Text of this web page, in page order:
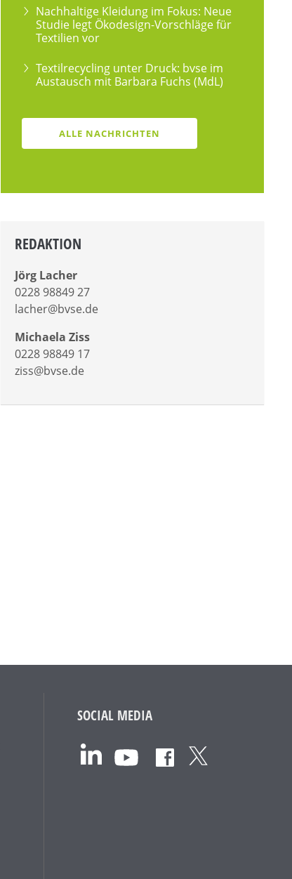
Nachhaltige Kleidung im Fokus: Neue
Studie legt Ökodesign-Vorschläge für
Textilien vor
Textilrecycling unter Druck: bvse im
Austausch mit Barbara Fuchs (MdL)
ALLE NACHRICHTEN
REDAKTION
Jörg Lacher
0228 98849 27
lacher@bvse.de
Michaela Ziss
0228 98849 17
ziss@bvse.de
SOCIAL MEDIA